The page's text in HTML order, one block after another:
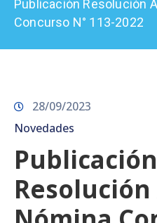
Prensa
Publicación Resolución
Concurso N° 113-2022
28/09/2023
Novedades
Publicación